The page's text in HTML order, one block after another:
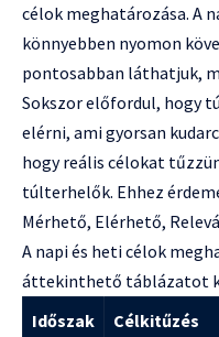
célok meghatározása. A
könnyebben nyomon
pontosabban láthatjuk,
Sokszor előfordul, hogy
elérni, ami gyorsan
hogy reális célokat
túlterhelők. Ehhez
Mérhető, Elérhető,
A napi és heti célok
áttekinthető táblázatot
Időszak
Célkitűzés